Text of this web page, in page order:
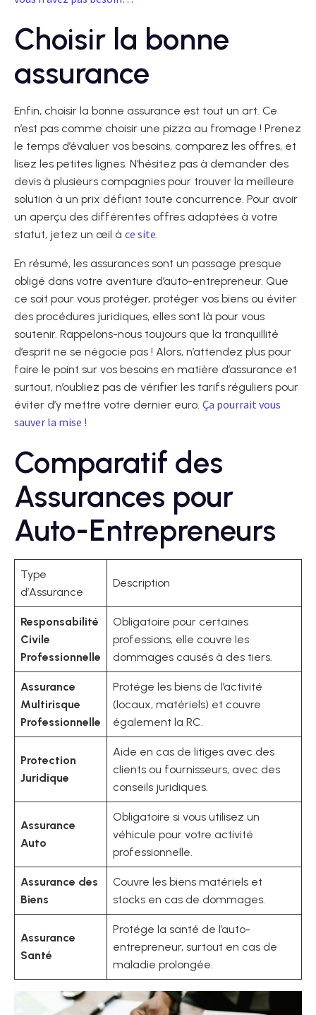
Choisir la bonne
assurance
Enfin, choisir la bonne assurance est tout un art. Ce
n’est pas comme choisir une pizza au fromage ! Prenez
le temps d’évaluer vos besoins, comparez les offres, et
lisez les petites lignes. N’hésitez pas à demander des
devis à plusieurs compagnies pour trouver la meilleure
solution à un prix défiant toute concurrence. Pour avoir
un aperçu des différentes offres adaptées à votre
statut, jetez un œil à ce site.
En résumé, les assurances sont un passage presque
obligé dans votre aventure d’auto-entrepreneur. Que
ce soit pour vous protéger, protéger vos biens ou éviter
des procédures juridiques, elles sont là pour vous
soutenir. Rappelons-nous toujours que la tranquillité
d’esprit ne se négocie pas ! Alors, n’attendez plus pour
faire le point sur vos besoins en matière d’assurance et
surtout, n’oubliez pas de vérifier les tarifs réguliers pour
éviter d’y mettre votre dernier euro. Ça pourrait vous
sauver la mise !
Comparatif des
Assurances pour
Auto-Entrepreneurs
Type
d’Assurance
Description
Responsabilité
Civile
Professionnelle
Obligatoire pour certaines
professions, elle couvre les
dommages causés à des tiers.
Assurance
Multirisque
Professionnelle
Protége les biens de l’activité
(locaux, matériels) et couvre
également la RC.
Protection
Juridique
Aide en cas de litiges avec des
clients ou fournisseurs, avec des
conseils juridiques.
Assurance
Auto
Obligatoire si vous utilisez un
véhicule pour votre activité
professionnelle.
Assurance des
Biens
Couvre les biens matériels et
stocks en cas de dommages.
Assurance
Santé
Protége la santé de l’auto-
entrepreneur, surtout en cas de
maladie prolongée.